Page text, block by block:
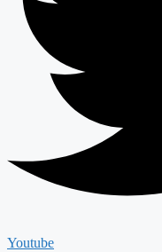
Youtube